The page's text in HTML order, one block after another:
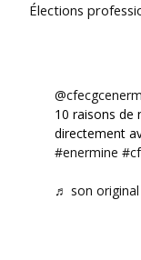
Élections
10 raisons de
directement
#enermine
♬ son original